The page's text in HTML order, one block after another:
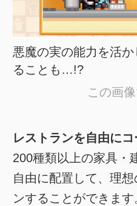
悪魔の実の能力を活
ることも…!?
この画
レストランを自由にコ
200種類以上の家具・
自由に配置して、理
ンすることができま